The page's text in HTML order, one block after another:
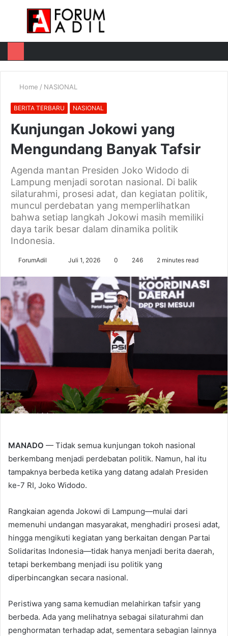
Menu
Home / NASIONAL
BERITA TERBARU NASIONAL
Kunjungan Jokowi yang
Mengundang Banyak Tafsir
Agenda mantan Presiden Joko Widodo di
Lampung menjadi sorotan nasional. Di balik
silaturahmi, prosesi adat, dan kegiatan politik,
muncul perdebatan yang memperlihatkan
bahwa setiap langkah Jokowi masih memiliki
daya tarik besar dalam dinamika politik
Indonesia.
ForumAdil
email
Juli 1, 2026 0 246 2 minutes read
MANADO — Tidak semua kunjungan tokoh nasional
berkembang menjadi perdebatan politik. Namun, hal itu
tampaknya berbeda ketika yang datang adalah Presiden
ke-7 RI, Joko Widodo.
Rangkaian agenda Jokowi di Lampung—mulai dari
memenuhi undangan masyarakat, menghadiri prosesi adat,
hingga mengikuti kegiatan yang berkaitan dengan Partai
Solidaritas Indonesia—tidak hanya menjadi berita daerah,
tetapi berkembang menjadi isu politik yang
diperbincangkan secara nasional.
Peristiwa yang sama kemudian melahirkan tafsir yang
berbeda. Ada yang melihatnya sebagai silaturahmi dan
penghormatan terhadap adat, sementara sebagian lainnya